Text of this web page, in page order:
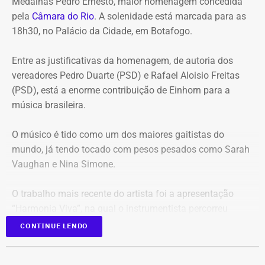
estão:
Mudança brusca na estratégia de investimento: a
20% logo na primeira reunião da nova gestão,
desrespeitando os estudos técnicos e pareceres da
consultoria financeira contratada, que desaconselhavam
o investimento de longo prazo.
previdenciários por 10 anos em uma instituição que
possuía rating B+ (grau especulativo com alto risco de
inadimplência), violando princípios de segurança e
Alteração regimental retroativa: a gestão do Itaprevi
exigência de que instituições financeiras recebedoras de
recursos tivessem rating mínimo A.
pela Câmara do Rio. A solenidade está marcada para as
18h30, no Palácio da Cidade, em Botafogo.
Entre as justificativas da homenagem, de autoria dos
vereadores Pedro Duarte (PSD) e Rafael Aloisio Freitas
(PSD), está a enorme contribuição de Einhorn para a
música brasileira.
O músico é tido como um dos maiores gaitistas do
mundo, já tendo tocado com pesos pesados como Sarah
Vaughan e Nina Simone.
O trabalho mais recente do artista foi a apresentação
diversas unidades pelo Sesc na cidade do Rio.
CONTINUE LENDO